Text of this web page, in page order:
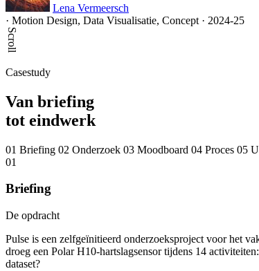
Lena Vermeersch
· Motion Design, Data Visualisatie, Concept · 2024-25
Scroll
Casestudy
Van briefing
tot eindwerk
01 Briefing 02 Onderzoek 03 Moodboard 04 Proces 05
01
Briefing
De opdracht
Pulse is een zelfgeïnitieerd onderzoeksproject voor het
droeg een Polar H10-hartslagsensor tijdens 14
dataset?